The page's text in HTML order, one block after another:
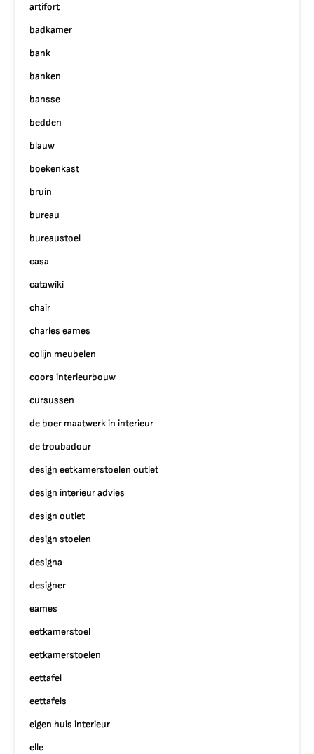
artifort
badkamer
bank
banken
bansse
bedden
blauw
boekenkast
bruin
bureau
bureaustoel
casa
catawiki
chair
charles eames
colijn meubelen
coors interieurbouw
cursussen
de boer maatwerk in interieur
de troubadour
design eetkamerstoelen outlet
design interieur advies
design outlet
design stoelen
designa
designer
eames
eetkamerstoel
eetkamerstoelen
eettafel
eettafels
eigen huis interieur
elle